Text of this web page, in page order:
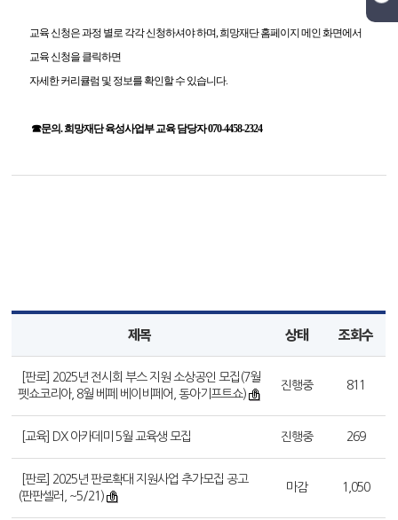
교육 신청은 과정 별로 각각 신청하셔야 하며, 희망재단 홈페이지 메인 화면에서
교육 신청을 클릭하면
자세한 커리큘럼 및 정보를 확인할 수 있습니다.
☎문의. 희망재단 육성사업부 교육 담당자 070-4458-2324
제목 상태 조회수
[판로] 2025년 전시회 부스 지원 소상공인 모집(7월
펫쇼코리아, 8월 베페 베이비페어, 동아기프트쇼)
진행중 811
[교육] DX 아카데미 5월 교육생 모집 진행중 269
[판로] 2025년 판로확대 지원사업 추가모집 공고
(판판셀러, ~5/21)
마감 1,050